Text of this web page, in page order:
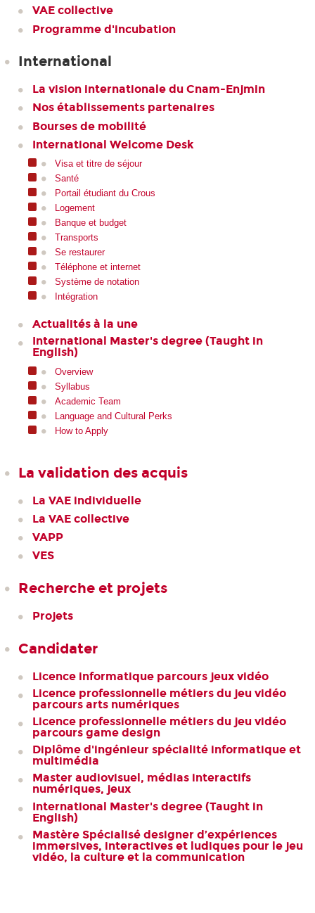
VAE collective
Programme d'incubation
International
La vision internationale du Cnam-Enjmin
Nos établissements partenaires
Bourses de mobilité
International Welcome Desk
Visa et titre de séjour
Santé
Portail étudiant du Crous
Logement
Banque et budget
Transports
Se restaurer
Téléphone et internet
Système de notation
Intégration
Actualités à la une
International Master's degree (Taught in
English)
Overview
Syllabus
Academic Team
Language and Cultural Perks
How to Apply
La validation des acquis
La VAE individuelle
La VAE collective
VAPP
VES
Recherche et projets
Projets
Candidater
Licence informatique parcours jeux vidéo
Licence professionnelle métiers du jeu vidéo
parcours arts numériques
Licence professionnelle métiers du jeu vidéo
parcours game design
Diplôme d'ingénieur spécialité informatique et
multimédia
Master audiovisuel, médias interactifs
numériques, jeux
International Master's degree (Taught in
English)
Mastère Spécialisé designer d’expériences
immersives, interactives et ludiques pour le jeu
vidéo, la culture et la communication